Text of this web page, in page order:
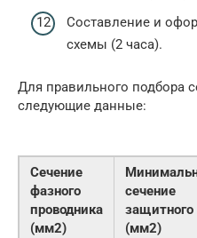
Составление и
схемы (2 часа).
Для правильного подбора
следующие данные:
Сечение
фазного
проводника
(мм2)
сечение
защитного
(мм2)